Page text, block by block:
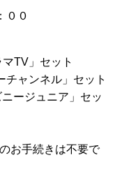
００
TV」セット
ャンネル」セット
ージュニア」セッ
お手続きは不要で